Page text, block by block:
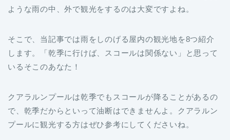
ような雨の中、外で観光をするのは大変ですよね。
そこで、当記事では雨をしのげる屋内の観光地を8つ紹介
します。「乾季に行けば、スコールは関係ない」と思って
いるそこのあなた！
クアラルンプールは乾季でもスコールが降ることがあるの
で、乾季だからといって油断はできませんよ。クアラルン
プールに観光する方はぜひ参考にしてくださいね。